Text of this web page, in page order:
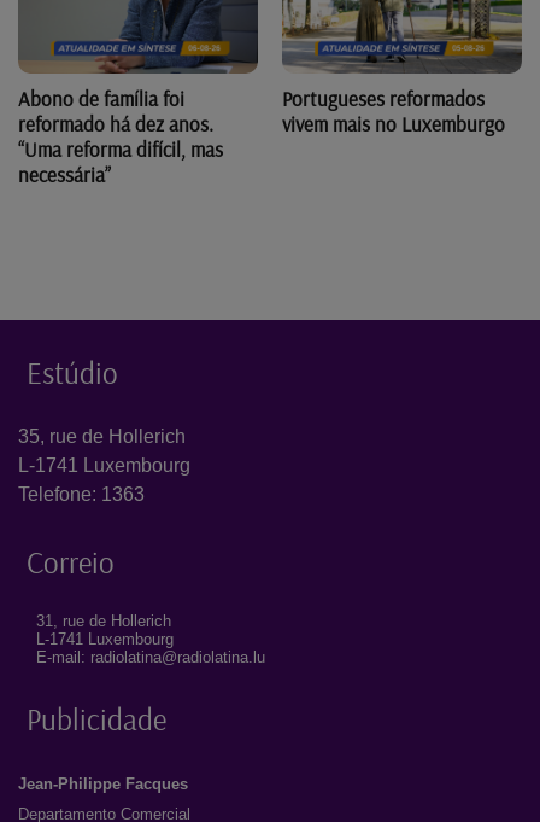
Abono de família foi
reformado há dez anos.
“Uma reforma difícil, mas
necessária”
Portugueses reformados
vivem mais no Luxemburgo
Estúdio
35, rue de Hollerich
L-1741 Luxembourg
Telefone: 1363
Correio
31, rue de Hollerich
L-1741 Luxembourg
E-mail: radiolatina@radiolatina.lu
Publicidade
Jean-Philippe Facques
Departamento Comercial